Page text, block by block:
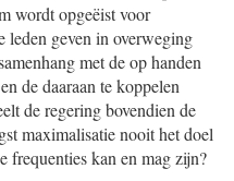
wordt opgeëist voor
leden geven in overweging
met de op handen
de daaraan te koppelen
de regering bovendien de
maximalisatie nooit het doel
frequenties kan en mag zijn?